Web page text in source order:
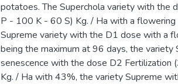
potatoes. The Superchola variety with
P - 100 K - 60 S) Kg. / Ha with a
Supreme variety with the D1 dose with a
being the maximum at 96 days, the variety
senescence with the dose D2
Kg. / Ha with 43%, the variety Supreme